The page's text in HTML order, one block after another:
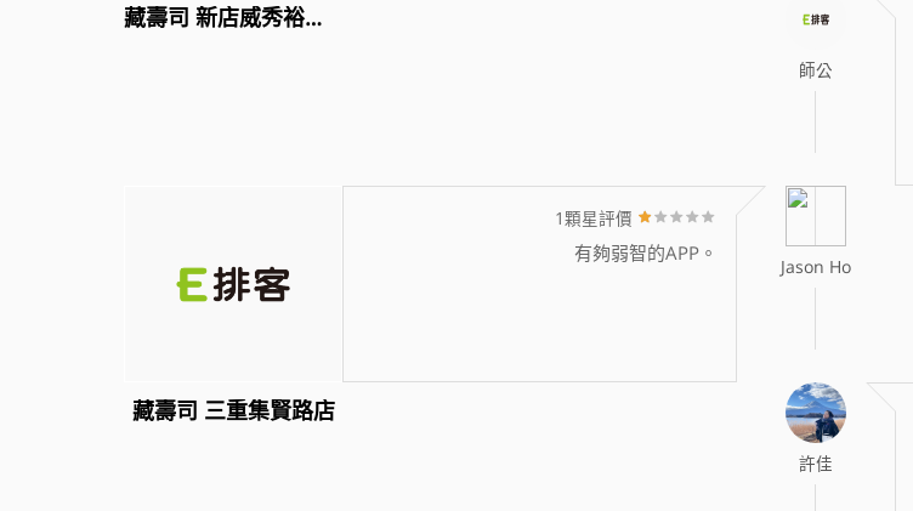
藏壽司 新店威秀裕隆店
師公
Jason Ho
1顆星評價
有夠弱智的APP。
藏壽司 三重集賢路店
許佳